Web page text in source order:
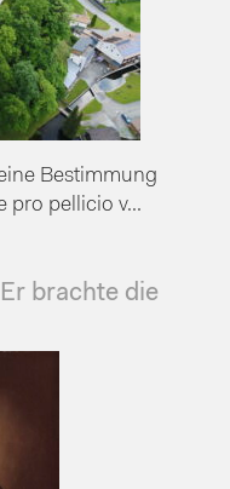
Bestimmung
pro pellicio v...
brachte die